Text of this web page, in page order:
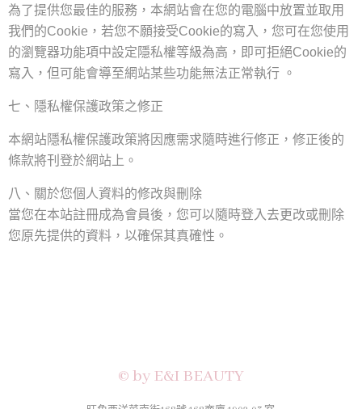
為了提供您最佳的服務 ， 本網站會在您的電腦中放置並取用
我們的Cookie ， 若您不願接受Cookie的寫入 ， 您可在您使用
的瀏覽器功能項中設定隱私權等級為高 ， 即可拒絕Cookie的
寫入 ， 但可能會導至網站某些功能無法正常執行 。
七、隱私權保護政策之修正
本網站隱私權保護政策將因應需求隨時進行修正 ， 修正後的
條款將刊登於網站上。
八、關於您個人資料的修改與刪除
當您在本站註冊成為會員後 ， 您可以隨時登入去更改或刪除
您原先提供的資料 ， 以確保其真確性 。
© by E&I BEAUTY